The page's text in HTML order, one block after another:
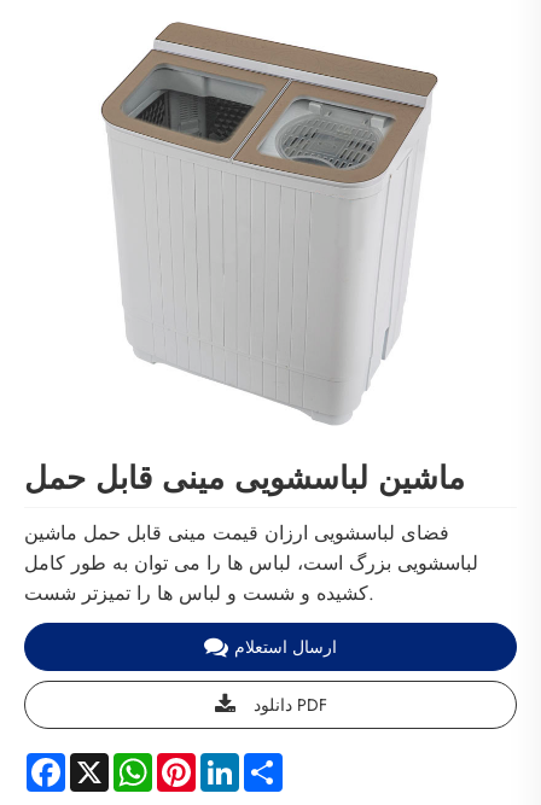
ماشین لباسشویی مینی قابل حمل
فضای لباسشویی ارزان قیمت مینی قابل حمل ماشین
لباسشویی بزرگ است، لباس ها را می توان به طور کامل
کشیده و شست و لباس ها را تمیزتر شست.
ارسال استعلام
دانلود PDF
Facebook
X WhatsApp
PinterestLinkedIn